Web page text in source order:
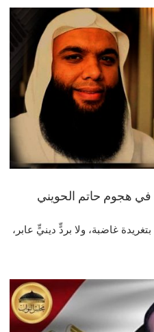
في هجوم حاتم الحويني
غاضبة، ولا بردٍّ دينيٍّ عابر،